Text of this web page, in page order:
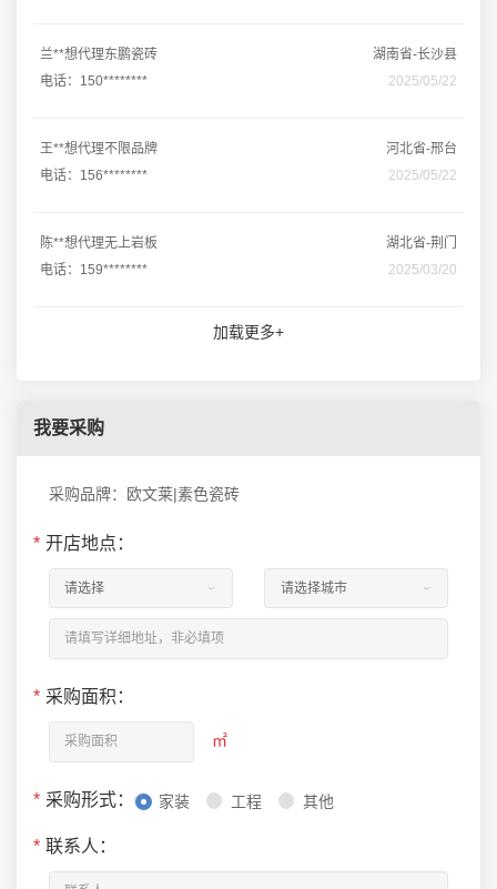
兰**想代理东鹏瓷砖
湖南省-长沙县
电话：150********
2025/05/22
王**想代理不限品牌
河北省-邢台
电话：156********
2025/05/22
陈**想代理无上岩板
湖北省-荆门
电话：159********
2025/03/20
加载更多+
我要采购
采购品牌：欧文莱|素色瓷砖
* 开店地点：
* 采购面积：
㎡
* 采购形式： 家装 工程 其他
* 联系人：